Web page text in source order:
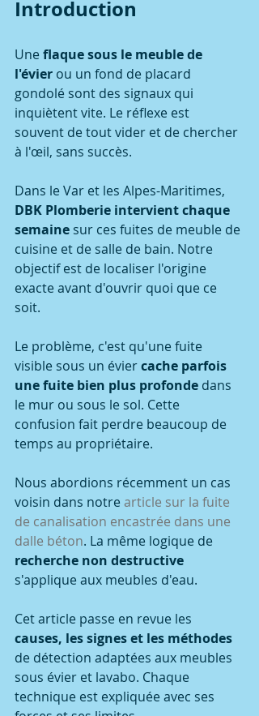
Introduction
Une flaque sous le meuble de
l'évier ou un fond de placard
gondolé sont des signaux qui
inquiètent vite. Le réflexe est
souvent de tout vider et de chercher
à l'œil, sans succès.
Dans le Var et les Alpes-Maritimes,
DBK Plomberie intervient chaque
semaine sur ces fuites de meuble de
cuisine et de salle de bain. Notre
objectif est de localiser l'origine
exacte avant d'ouvrir quoi que ce
soit.
Le problème, c'est qu'une fuite
visible sous un évier cache parfois
une fuite bien plus profonde dans
le mur ou sous le sol. Cette
confusion fait perdre beaucoup de
temps au propriétaire.
Nous abordions récemment un cas
voisin dans notre article sur la fuite
de canalisation encastrée dans une
dalle béton. La même logique de
recherche non destructive
s'applique aux meubles d'eau.
Cet article passe en revue les
causes, les signes et les méthodes
de détection adaptées aux meubles
sous évier et lavabo. Chaque
technique est expliquée avec ses